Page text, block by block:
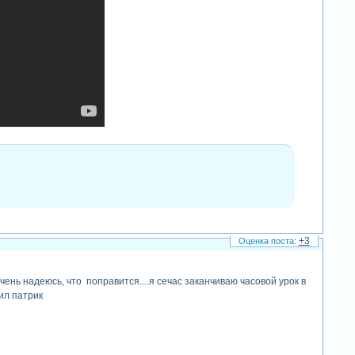
надеюсь, что поправится....я сечас заканчиваю часовой урок в
патрик
+3